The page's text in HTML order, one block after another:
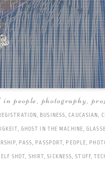
in people, photography,
, BUSINESS,CAUCASIAN,
, GHOST IN THE MACHINE,
, PASS, PASSPORT, PEOPLE,
SHOT, SHIRT,SICKNESS,STUFF,